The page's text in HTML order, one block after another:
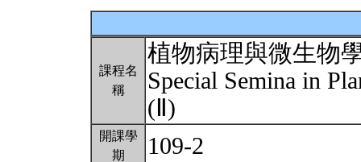
課程名
稱
植物病理與微生物
Special Semina in
(Ⅱ)
開課學
期
109-2